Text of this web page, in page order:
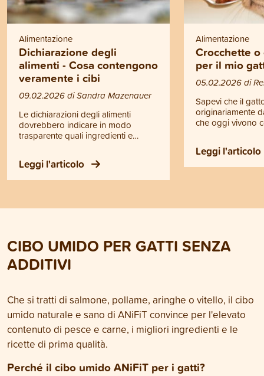
Alimentazione
Dichiarazione degli
alimenti - Cosa contengono
veramente i cibi
09.02.2026 di Sandra Mazenauer
Le dichiarazioni degli alimenti
dovrebbero indicare in modo
trasparente quali ingredienti e
spesso rimane poco chiaro e molti
proprietari non sanno a cosa
correttamente le dichiarazioni degli
di molti prodotti concorrenti.
Leggi l'articolo
Alimentazione
Crocchette
per il mio
05.02.2026 di
Sapevi che il
originariamente
che oggi vivono
africano (Felis
Questa
secco o il cibo
e quale tipo di
Leggi l'articolo
CIBO UMIDO PER GATTI SENZA
ADDITIVI
Che si tratti di salmone, pollame, aringhe o vitello, il cibo
umido naturale e sano di ANiFiT convince per l'elevato
contenuto di pesce e carne, i migliori ingredienti e le
ricette di prima qualità.
Perché il cibo umido ANiFiT per i gatti?